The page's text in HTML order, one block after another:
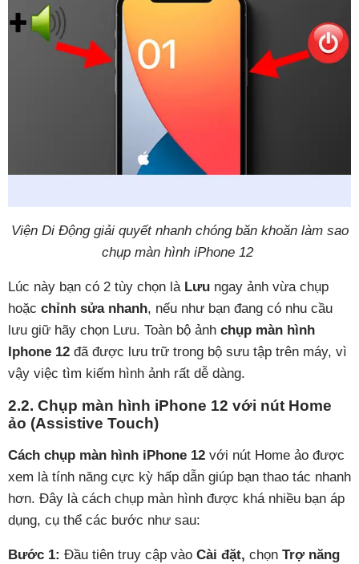
Viện Di Động giải quyết nhanh chóng băn khoăn làm sao
chụp màn hình iPhone 12
Lúc này bạn có 2 tùy chọn làLưu ngay ảnh vừa chụp
hoặc chỉnh sửa nhanh, nếu như bạn đang có nhu cầu
lưu giữ hãy chọn Lưu. Toàn bộ ảnh chụp màn hình
Iphone 12 đã được lưu trữ trong bộ sưu tập trên máy, vì
vậy việc tìm kiếm hình ảnh rất dễ dàng.
2.2. Chụp màn hình iPhone 12 với nút Home
ảo (Assistive Touch)
Cách chụp màn hình iPhone 12 với nút Home ảo được
xem là tính năng cực kỳ hấp dẫn giúp bạn thao tác nhanh
hơn. Đây là cách chụp màn hình được khá nhiều bạn áp
dụng, cụ thể các bước như sau:
Bước 1: Đầu tiên truy cập vào Cài đặt, chọn Trợ năng